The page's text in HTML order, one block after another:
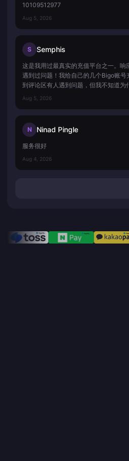
10109512977
Aug 5, 2026
S Semphis
这是我用过最真实的充值平台之一。
遇到过问题！我给自己的几个Bigo账
到评论区有人遇到问题，但我不知道为
Aug 5, 2026
N Ninad Pingle
服务很好
Aug 4, 2026